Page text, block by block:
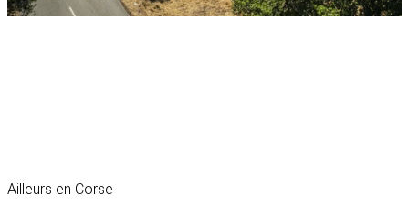
Ailleurs en Corse